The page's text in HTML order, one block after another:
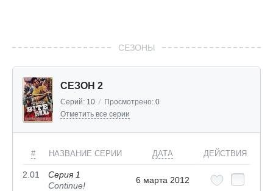
СЕЗОНЫ
СЕЗОН 2
Серий: 10 / Просмотрено: 0
Отметить все серии
# НАЗВАНИЕ СЕРИИ ДАТА ДЕЙСТВИЯ
2.01
Серия 1
Continue!
6 марта 2012